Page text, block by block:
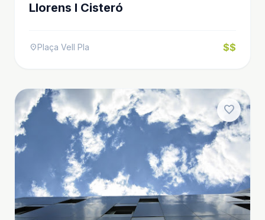
Llorens I Cisteró
location_onPlaça Vell Pla $$
favorite